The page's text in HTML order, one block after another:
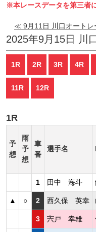
※本レースデータを第三者
≪ 9月11日 川口オートレ
2025年9月15日 川
1R 2R 3R 4R
11R 12R
1R
予
想
雨
予
想
車
番
選手名
1 田中 海斗
▲ ○ 2 西久保 英幸
3 宍戸 幸雄